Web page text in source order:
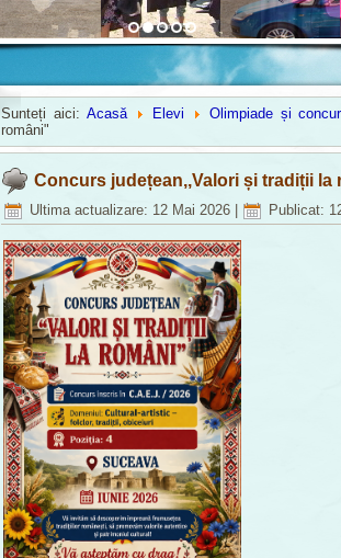
Sunteți aici: Acasă Elevi Olimpiade și
români"
Concurs județean,,Valori și tradiții la
Ultima actualizare: 12 Mai 2026 Publicat: